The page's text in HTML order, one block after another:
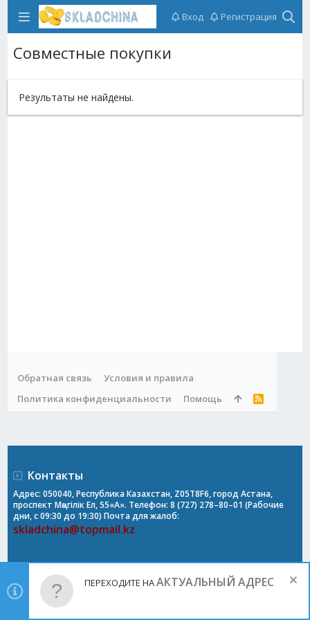
Вход Регистрация
Совместные покупки
Результаты не найдены.
Обратная связь
Условия и правила
Политика конфиденциальности
Помощь
R
Контакты
Адрес: 050040, Республика Казахстан, Z05T8F6, город Астана,
проспект Мәңгілік Ел, 55«А». Телефон: 8 (727) 278–80–01 (Рабочие
дни, с 09:30 до 19:30) Почта для жалоб:
skladchina@topmail.kz
ПЕРЕХОДИТЕ НААКТУАЛЬНЫЙ АДРЕС